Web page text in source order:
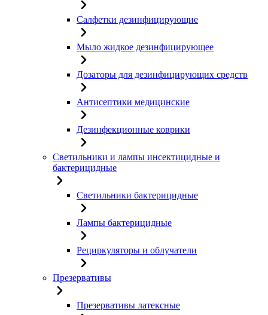
Салфетки дезинфицирующие
Мыло жидкое дезинфицирующее
Дозаторы для дезинфицирующих средств
Антисептики медицинские
Дезинфекционные коврики
Светильники и лампы инсектицидные и
бактерицидные
Светильники бактерицидные
Лампы бактерицидные
Рециркуляторы и облучатели
Презервативы
Презервативы латексные